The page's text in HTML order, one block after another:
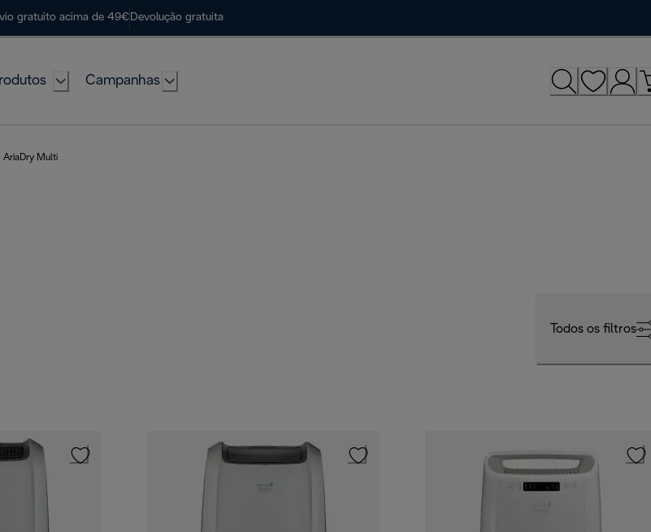
gratuito acima de 49€ Devolução gratuita
Campanhas
AriaDry Multi
Todos os filtros